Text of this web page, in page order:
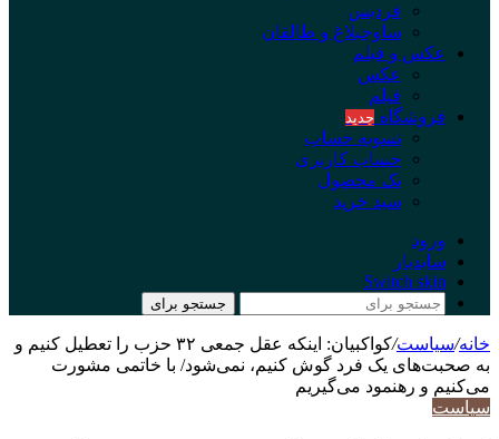
فردیس
ساوجبلاغ و طالقان
عکس و فیلم
عکس
فیلم
فروشگاه جدید
تسویه حساب
حساب کاربری
تک محصول
سبد خرید
ورود
سایدبار
Switch skin
جستجو برای
خانه/سیاست/
کواکبیان: اينکه عقل جمعی ۳۲ حزب را تعطيل کنيم و
به صحبت‌های يک فرد گوش کنيم، نمی‌شود/ با خاتمی مشورت
می‌کنیم و رهنمود می‌گیریم
سیاست